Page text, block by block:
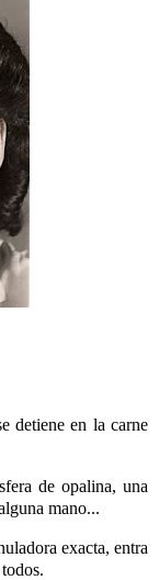
detiene en la carne
de opalina, una
mano...
exacta, entra